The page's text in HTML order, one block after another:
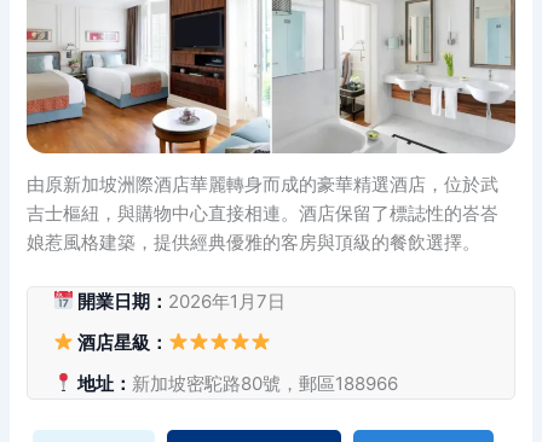
由原新加坡洲際酒店華麗轉身而成的豪華精選酒店，位於武
吉士樞紐，與購物中心直接相連。酒店保留了標誌性的峇峇
娘惹風格建築，提供經典優雅的客房與頂級的餐飲選擇。
開業日期： 2026年1月7日
酒店星級：
地址： 新加坡密駝路80號，郵區188966